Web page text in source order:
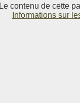
Le contenu de cette
Informations sur